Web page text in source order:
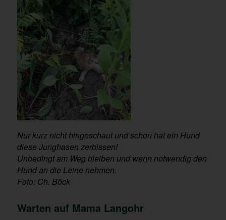
Nur kurz nicht hingeschaut und schon hat ein Hund
diese Junghasen zerbissen!
Unbedingt am Weg bleiben und wenn notwendig den
Hund an die Leine nehmen.
Foto: Ch. Böck
Warten auf Mama Langohr